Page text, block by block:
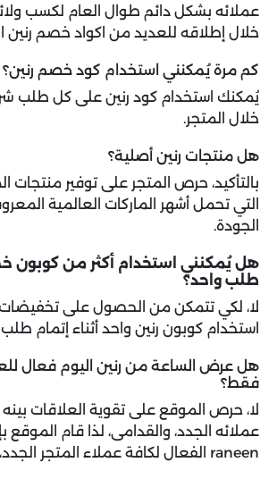
عملائه بشكل دائم طوال العام لكسب
خلال إطلاقه للعديد من اكواد خصم رنين
كم مرة يُمكنني استخدام كود خصم رنين؟
يُمكنك استخدام كود رنين على كل طلب
خلال المتجر.
هل منتجات رنين أصلية؟
بالتأكيد، حرص المتجر على توفير منتجات
التي تحمل أشهر الماركات العالمية
الجودة.
هل يُمكنني استخدام أكثر من كوبون
طلب واحد؟
لا، لكي تتمكن من الحصول على
استخدام كوبون رنين واحد أثناء إتمام طلب
هل عرض الساعة من رنين اليوم فعال
فقط؟
لا، حرص الموقع على تقوية العلاقات
عملائه الجدد، والقدامى، لذا قام
raneen الفعال لكافة عملاء المتجر الجدد، والقدامى.